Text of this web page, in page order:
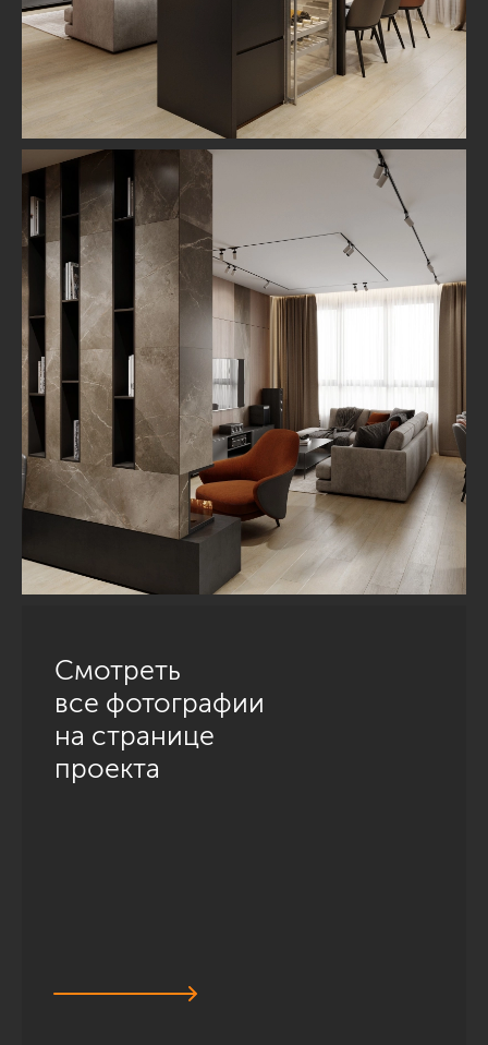
Смотреть
все фотографии
на странице
проекта